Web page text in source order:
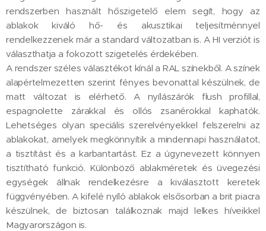
rendszerben használt hőszigetelő elem segít, hogy az
ablakok kiváló hő- és akusztikai teljesítménnyel
rendelkezzenek már a standard változatban is. A HI verziót is
választhatja a fokozott szigetelés érdekében.
A rendszer széles választékot kínál a RAL színekből. A színek
alapértelmezetten szerint fényes bevonattal készülnek, de
matt változat is elérhető. A nyílászárók flush profillal,
espagnolette zárakkal és ollós zsanérokkal kaphatók.
Lehetséges olyan speciális szerelvényekkel felszerelni az
ablakokat, amelyek megkönnyítik a mindennapi használatot,
a tisztítást és a karbantartást. Ez a úgynevezett könnyen
tisztítható funkció. Különböző ablakméretek és üvegezési
egységek állnak rendelkezésre a kiválasztott keretek
függvényében. A kifelé nyíló ablakok elsősorban a brit piacra
készülnek, de biztosan találkoznak majd lelkes híveikkel
Magyarországon is.